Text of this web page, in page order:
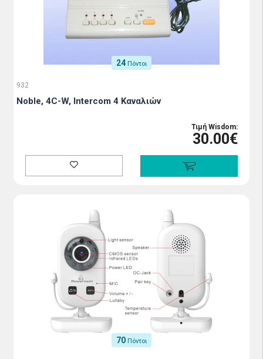
24 Πόντοι
932
Noble, 4C-W, Intercom 4 Καναλιών
Τιμή Wisdom:
30.00€
70 Πόντοι